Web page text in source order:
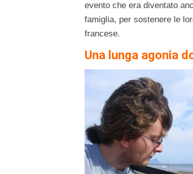
evento che era diventato
famiglia, per sostenere le
francese.
Una lunga agonia